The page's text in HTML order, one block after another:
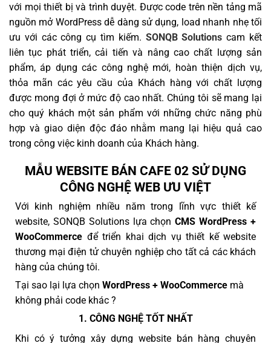
với mọi thiết bị và trình duyệt. Được code trên nền tảng mã
nguồn mở WordPress dễ dàng sử dụng, load nhanh nhẹ tối
ưu với các công cụ tìm kiếm. SONQB Solutions cam kết
liên tục phát triển, cải tiến và nâng cao chất lượng sản
phẩm, áp dụng các công nghệ mới, hoàn thiện dịch vụ,
thỏa mãn các yêu cầu của Khách hàng với chất lượng
được mong đợi ở mức độ cao nhất. Chúng tôi sẽ mang lại
cho quý khách một sản phẩm với những chức năng phù
hợp và giao diện độc đáo nhằm mang lại hiệu quả cao
trong công việc kinh doanh của Khách hàng.
MẪU WEBSITE BÁN CAFE 02 SỬ DỤNG
CÔNG NGHỆ WEB ƯU VIỆT
Với kinh nghiệm nhiều năm trong lĩnh vực thiết kế
website, SONQB Solutions lựa chọnCMS WordPress +
WooCommerce để triển khai dịch vụ thiết kế website
thương mại điện tử chuyên nghiệp cho tất cả các khách
hàng của chúng tôi.
Tại sao lại lựa chọn WordPress + WooCommerce mà
không phải code khác ?
1. CÔNG NGHỆ TỐT NHẤT
Khi có ý tưởng xây dựng website bán hàng chuyên